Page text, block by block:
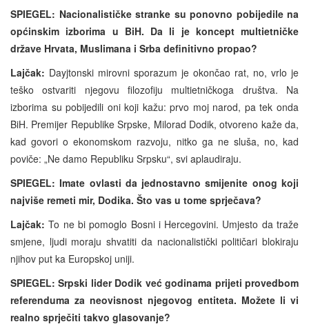
SPIEGEL: Nacionalističke stranke su ponovno pobijedile na
općinskim izborima u BiH. Da li je koncept multietničke
države Hrvata, Muslimana i Srba definitivno propao?
Lajčak: Dayjtonski mirovni sporazum je okončao rat, no, vrlo je
teško ostvariti njegovu filozofiju multietničkoga društva. Na
izborima su pobijedili oni koji kažu: prvo moj narod, pa tek onda
BiH. Premijer Republike Srpske, Milorad Dodik, otvoreno kaže da,
kad govori o ekonomskom razvoju, nitko ga ne sluša, no, kad
poviče: „Ne damo Republiku Srpsku“, svi aplaudiraju.
SPIEGEL: Imate ovlasti da jednostavno smijenite onog koji
najviše remeti mir, Dodika. Što vas u tome sprječava?
Lajčak: To ne bi pomoglo Bosni i Hercegovini. Umjesto da traže
smjene, ljudi moraju shvatiti da nacionalistički političari blokiraju
njihov put ka Europskoj uniji.
SPIEGEL: Srpski lider Dodik već godinama prijeti provedbom
referenduma za neovisnost njegovog entiteta. Možete li vi
realno sprječiti takvo glasovanje?